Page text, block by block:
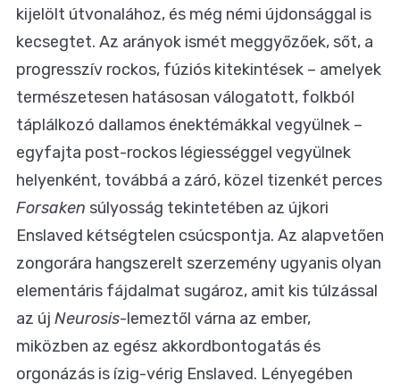
kijelölt útvonalához, és még némi újdonsággal is
kecsegtet. Az arányok ismét meggyőzőek, sőt, a
progresszív rockos, fúziós kitekintések – amelyek
természetesen hatásosan válogatott, folkból
táplálkozó dallamos énektémákkal vegyülnek –
egyfajta post-rockos légiességgel vegyülnek
helyenként, továbbá a záró, közel tizenkét perces
Forsaken súlyosság tekintetében az újkori
Enslaved kétségtelen csúcspontja. Az alapvetően
zongorára hangszerelt szerzemény ugyanis olyan
elementáris fájdalmat sugároz, amit kis túlzással
az új Neurosis-lemeztől várna az ember,
miközben az egész akkordbontogatás és
orgonázás is ízig-vérig Enslaved. Lényegében